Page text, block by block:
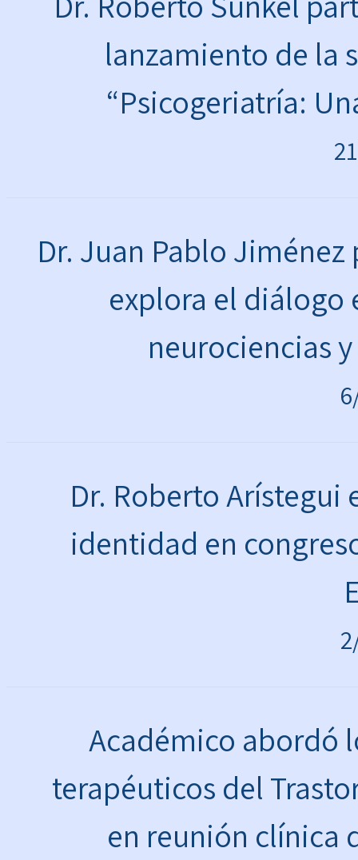
lanzamiento de la
“Psicogeriatría:
Dr. Juan Pablo
explora el diálogo
neurociencias
Dr. Roberto
identidad en
Académico abordó
terapéuticos del
en reunión clínica